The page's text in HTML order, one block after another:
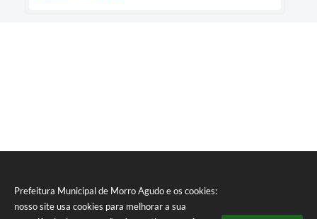
Prefeitura Municipal de Morro Agudo e os cookies:
nosso site usa cookies para melhorar a sua